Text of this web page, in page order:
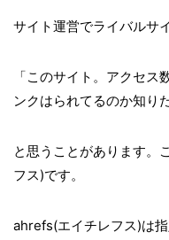
サイト運営でライバルサ
「このサイト。アクセス
ンクはられてるのか知り
と思うことがあります。
フス)です。
ahrefs(エイチレフス)は